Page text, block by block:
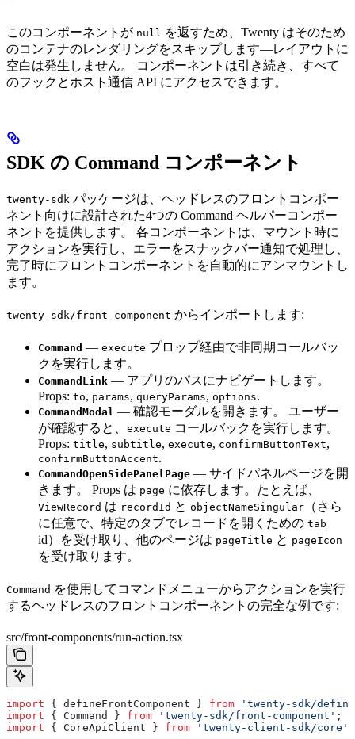
このコンポーネントが null を返すため、Twenty はそのため
のコンテナのレンダリングをスキップします—レイアウトに
空白は発生しません。 コンポーネントは引き続き、すべて
のフックとホスト通信 API にアクセスできます。
SDK の Command コンポーネント
twenty-sdk パッケージは、ヘッドレスのフロントコンポー
ネント向けに設計された4つの Command ヘルパーコンポー
ネントを提供します。 各コンポーネントは、マウント時に
アクションを実行し、エラーをスナックバー通知で処理し、
完了時にフロントコンポーネントを自動的にアンマウントし
ます。
twenty-sdk/front-component からインポートします:
Command — execute プロップ経由で非同期コールバッ
クを実行します。
CommandLink — アプリのパスにナビゲートします。
Props: to, params, queryParams, options.
CommandModal — 確認モーダルを開きます。 ユーザー
が確認すると、 execute コールバックを実行します。
Props: title, subtitle, execute, confirmButtonText,
confirmButtonAccent.
CommandOpenSidePanelPage — サイドパネルページを開
きます。 Props は page に依存します。たとえば、
ViewRecord は recordId と objectNameSingular （さら
に任意で、特定のタブでレコードを開くための tab
id）を受け取り、他のページは pageTitle と pageIcon
を受け取ります。
Command を使用してコマンドメニューからアクションを実行
するヘッドレスのフロントコンポーネントの完全な例です:
src/front-components/run-action.tsx
import { defineFrontComponent } from 'twenty-sdk/
import { Command } from 'twenty-sdk/front-component' ;
import { CoreApiClient } from 'twenty-client-sdk/core'